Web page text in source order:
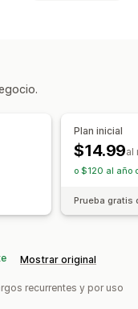
y estadísticas
en el carrito
Plan inicial
$14.99al
o $120 al año
Prueba gratis
Mostrar original
recurrentes y por uso